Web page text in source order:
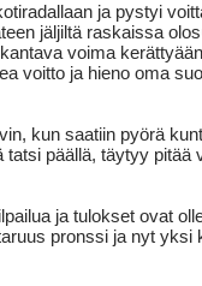
ja pystyi
jäljiltä raskaissa
voima
voitto ja hieno oma
kun saatiin pyörä
päällä, täytyy pitää
ja tulokset ovat
pronssi ja nyt yksi